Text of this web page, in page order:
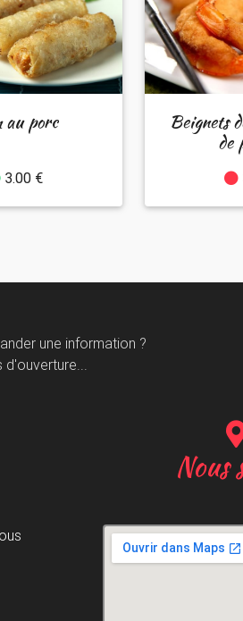
au porc
3.00 €
Beignets
de
une information ?
d'ouverture...
Nous